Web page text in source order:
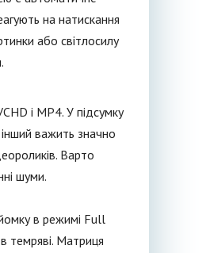
на натискання
або світлосилу
і MP4. У підсумку
важить значно
Варто
шуми.
в режимі Full
темряві. Матриця